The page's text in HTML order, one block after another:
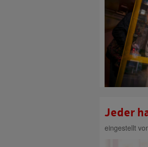
Jeder
eingestellt